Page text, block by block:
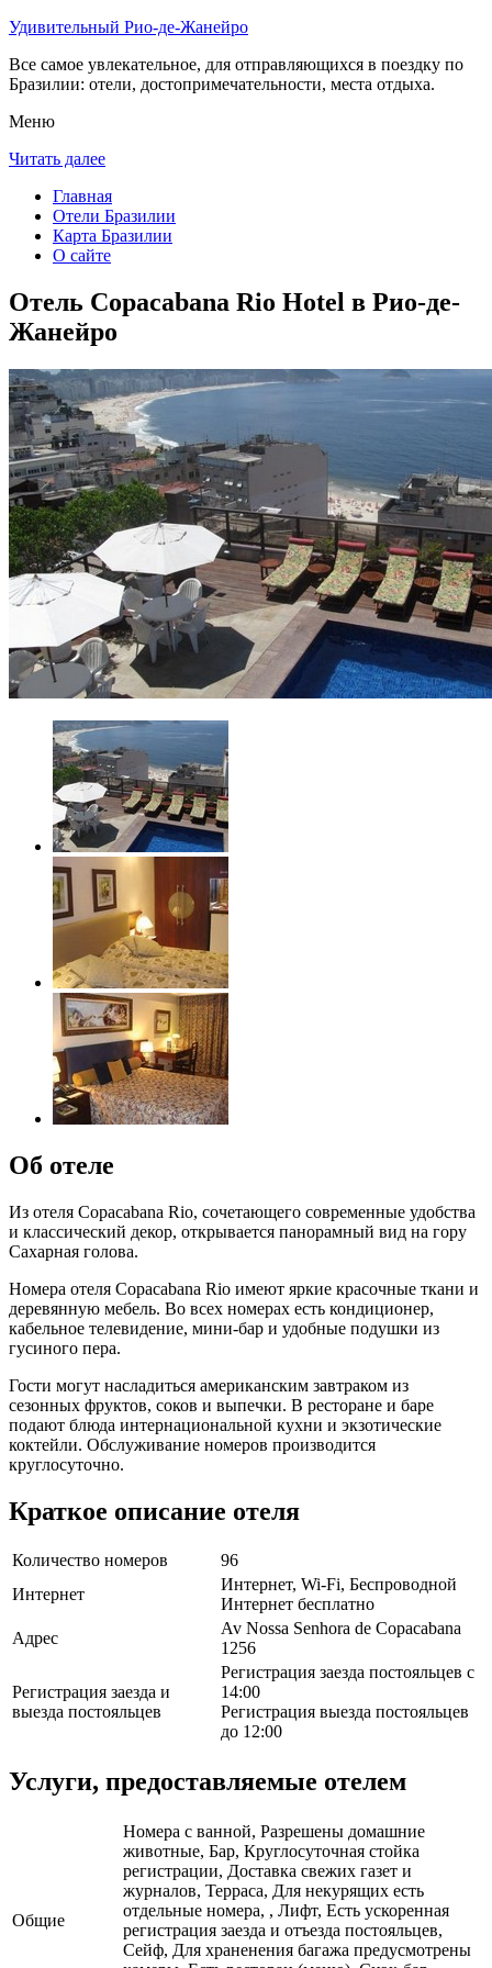
Удивительный Рио-де-Жанейро
Все самое увлекательное, для отправляющихся в поездку по
Бразилии: отели, достопримечательности, места отдыха.
Меню
Читать далее
Главная
Отели Бразилии
Карта Бразилии
О сайте
Отель Copacabana Rio Hotel в Рио-де-
Жанейро
Об отеле
Из отеля Copacabana Rio, сочетающего современные удобства
и классический декор, открывается панорамный вид на гору
Сахарная голова.
Номера отеля Copacabana Rio имеют яркие красочные ткани и
деревянную мебель. Во всех номерах есть кондиционер,
кабельное телевидение, мини-бар и удобные подушки из
гусиного пера.
Гости могут насладиться американским завтраком из
сезонных фруктов, соков и выпечки. В ресторане и баре
подают блюда интернациональной кухни и экзотические
коктейли. Обслуживание номеров производится
круглосуточно.
Краткое описание отеля
Количество номеров
96
Интернет
Интернет, Wi-Fi, Беспроводной
Интернет бесплатно
Адрес
Av Nossa Senhora de Copacabana
1256
Регистрация заезда и
выезда постояльцев
Регистрация заезда постояльцев с
14:00
Регистрация выезда постояльцев
до 12:00
Услуги, предоставляемые отелем
Общие
Номера с ванной, Разрешены домашние
животные, Бар, Круглосуточная стойка
регистрации, Доставка свежих газет и
журналов, Терраса, Для некурящих есть
отдельные номера, , Лифт, Есть ускоренная
регистрация заезда и отъезда постояльцев,
Сейф, Для храненения багажа предусмотрены